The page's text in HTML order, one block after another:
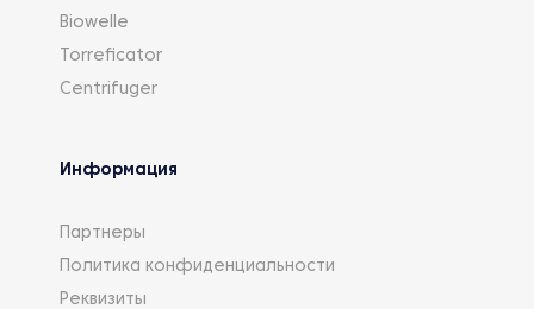
Biowelle
Torreficator
Centrifuger
Информация
Партнеры
Политика конфиденциальности
Реквизиты